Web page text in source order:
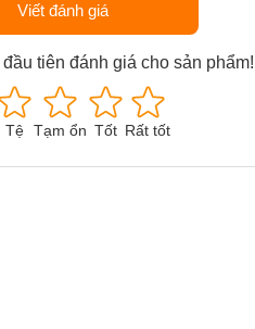
Viết đánh giá
tiên đánh giá cho sản phẩm!
Tệ Tạm ổn Tốt Rất tốt